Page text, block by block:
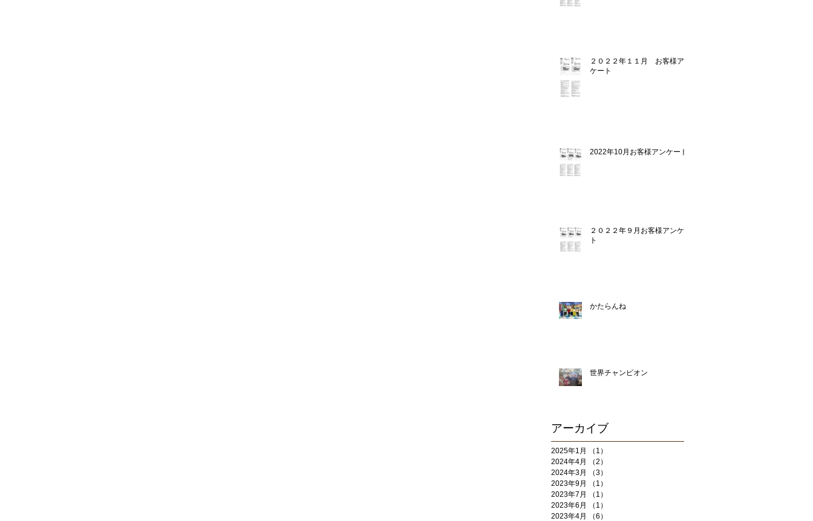
２０２２年１１月 お客様アン
ケート
2022年10月お客様アンケート
２０２２年９月お客様アンケー
ト
かたらんね
世界チャンピオン
アーカイブ
2025年1月 （1）
2024年4月
（2）
2024年3月
（3）
2023年9月
（1）
2023年7月
（1）
2023年6月
（1）
2023年4月
（6）